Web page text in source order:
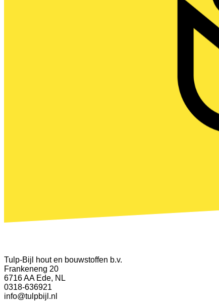
Tulp-Bijl hout en bouwstoffen b.v.
Frankeneng 20
6716 AA Ede, NL
0318-636921
info@tulpbijl.nl